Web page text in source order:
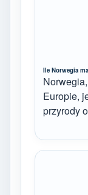
Ile Norwegia
Europie,
przyrody